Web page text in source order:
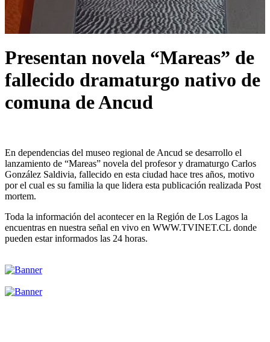
Presentan novela “Mareas” de
fallecido dramaturgo nativo de
comuna de Ancud
En dependencias del museo regional de Ancud se desarrollo el
lanzamiento de “Mareas” novela del profesor y dramaturgo Carlos
González Saldivia, fallecido en esta ciudad hace tres años, motivo
por el cual es su familia la que lidera esta publicación realizada Post
mortem.
Toda la información del acontecer en la Región de Los Lagos la
encuentras en nuestra señal en vivo en WWW.TVINET.CL donde
pueden estar informados las 24 horas.